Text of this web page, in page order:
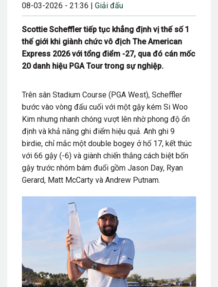
08-03-2026 - 21:36 | Giải đấu
Scottie Scheffler tiếp tục khẳng định vị thế số 1
thế giới khi giành chức vô địch The American
Express 2026 với tổng điểm -27, qua đó cán mốc
20 danh hiệu PGA Tour trong sự nghiệp.
Trên sân Stadium Course (PGA West), Scheffler
bước vào vòng đấu cuối với một gậy kém Si Woo
Kim nhưng nhanh chóng vượt lên nhờ phong độ ổn
định và khả năng ghi điểm hiệu quả. Anh ghi 9
birdie, chỉ mắc một double bogey ở hố 17, kết thúc
với 66 gậy (-6) và giành chiến thắng cách biệt bốn
gậy trước nhóm bám đuổi gồm Jason Day, Ryan
Gerard, Matt McCarty và Andrew Putnam.